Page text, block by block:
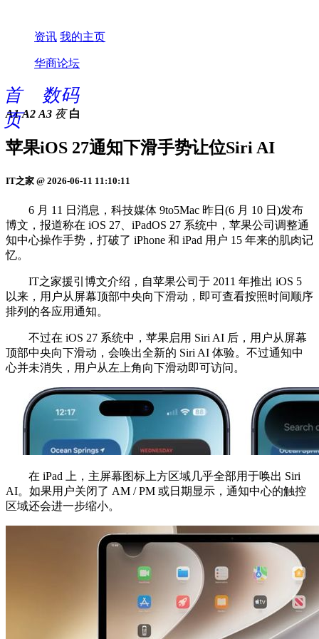
资讯 我的主页
华商论坛
首
页
数码
A1 A2 A3 夜 白
苹果iOS 27通知下滑手势让位Siri AI
IT之家 @ 2026-06-11 11:10:11
6 月 11 日消息，科技媒体 9to5Mac 昨日(6 月 10 日)发布
博文，报道称在 iOS 27、iPadOS 27 系统中，苹果公司调整通
知中心操作手势，打破了 iPhone 和 iPad 用户 15 年来的肌肉记
忆。
IT之家援引博文介绍，自苹果公司于 2011 年推出 iOS 5
以来，用户从屏幕顶部中央向下滑动，即可查看按照时间顺序
排列的各应用通知。
不过在 iOS 27 系统中，苹果启用 Siri AI 后，用户从屏幕
顶部中央向下滑动，会唤出全新的 Siri AI 体验。不过通知中
心并未消失，用户从左上角向下滑动即可访问。
在 iPad 上，主屏幕图标上方区域几乎全部用于唤出 Siri
AI。如果用户关闭了 AM / PM 或日期显示，通知中心的触控
区域还会进一步缩小。